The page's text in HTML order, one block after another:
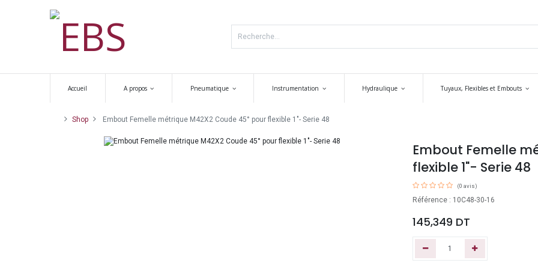
Accueil A propos Pneumatique Instrumentation Hydraulique Tuyaux, Flexibles et Embouts
Shop Embout Femelle métrique M42X2 Coude 45° pour flexible 1"- Serie 48
Embout Femelle
flexible 1"- Serie 48
(0 avis)
Référence : 10C48-30-16
145,349 DT